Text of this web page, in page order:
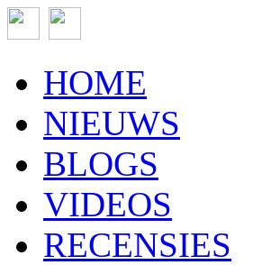
HOME
NIEUWS
BLOGS
VIDEOS
RECENSIES